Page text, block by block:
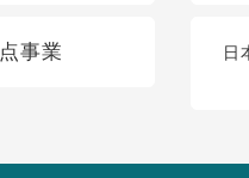
事業
日